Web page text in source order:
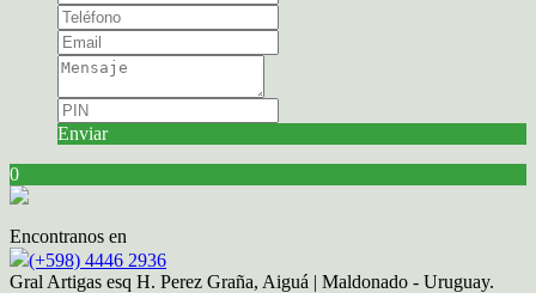
Enviar
0
Encontranos en
(+598) 4446 2936
Gral Artigas esq H. Perez Graña, Aiguá | Maldonado - Uruguay.